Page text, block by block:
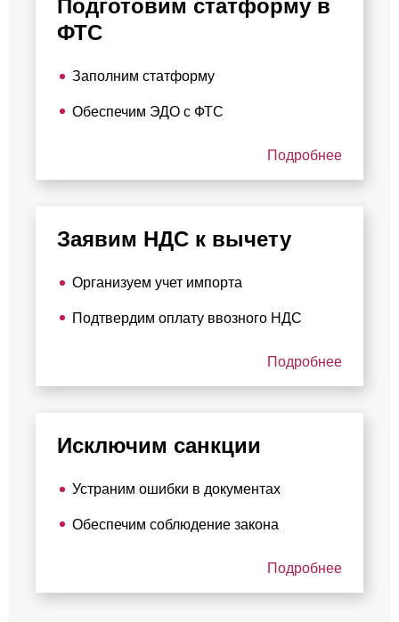
Подготовим статформу в
ФТС
Заполним статформу
Обеспечим ЭДО с ФТС
Подробнее
Заявим НДС к вычету
Организуем учет импорта
Подтвердим оплату ввозного НДС
Подробнее
Исключим санкции
Устраним ошибки в документах
Обеспечим соблюдение закона
Подробнее